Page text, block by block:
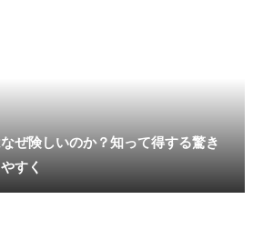
ぜ険しいのか？知って得する驚き
すく